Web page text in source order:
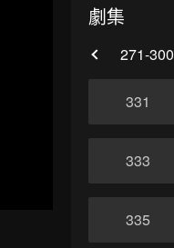
劇集
271-300
331
333
335